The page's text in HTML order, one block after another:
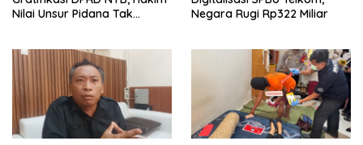
Nilai Unsur Pidana Tak
Negara Rugi Rp322 Miliar